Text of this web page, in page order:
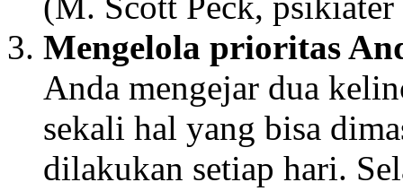
Mengelola prioritasA
Anda mengejar dua
sekali hal yang bisa
dilakukan setiap hari.